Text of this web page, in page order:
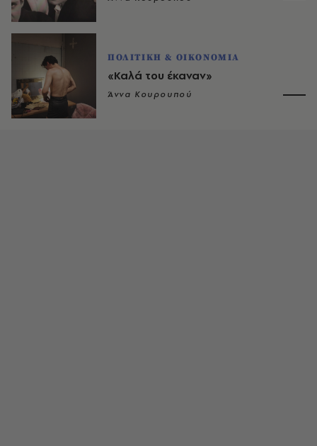
ΠΟΛΙΤΙΚΗ & ΟΙΚΟΝΟΜΙΑ
«Καλά του έκαναν»
Άννα Κουρουπού